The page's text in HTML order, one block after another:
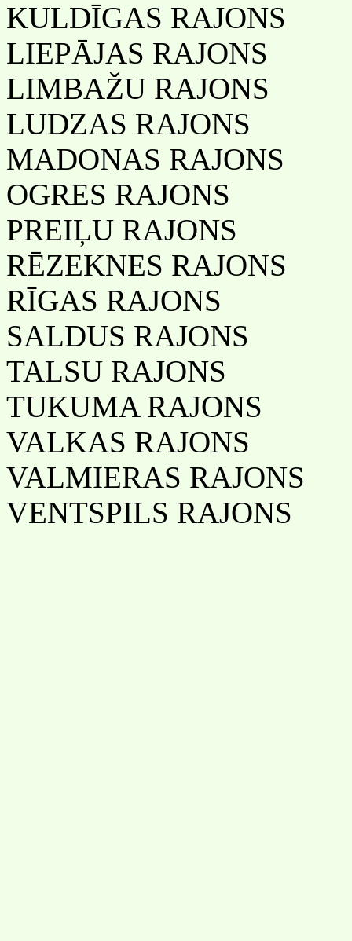
KULDĪGAS RAJONS
LIEPĀJAS RAJONS
LIMBAŽU RAJONS
LUDZAS RAJONS
MADONAS RAJONS
OGRES RAJONS
PREIĻU RAJONS
RĒZEKNES RAJONS
RĪGAS RAJONS
SALDUS RAJONS
TALSU RAJONS
TUKUMA RAJONS
VALKAS RAJONS
VALMIERAS RAJONS
VENTSPILS RAJONS